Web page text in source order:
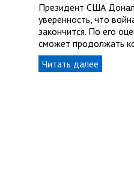
Президент США
уверенность, что
закончится. По его
сможет продолжать
Читать далее